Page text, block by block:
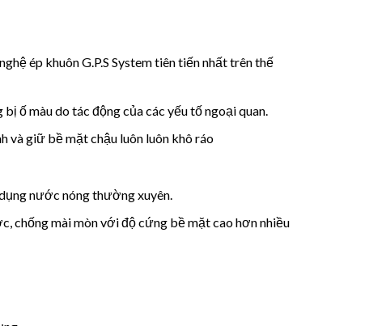
ép khuôn G.P.S System tiên tiến nhất trên thế
ố màu do tác động của các yếu tố ngoại quan.
và giữ bề mặt chậu luôn luôn khô ráo
nước nóng thường xuyên.
chống mài mòn với độ cứng bề mặt cao hơn nhiều